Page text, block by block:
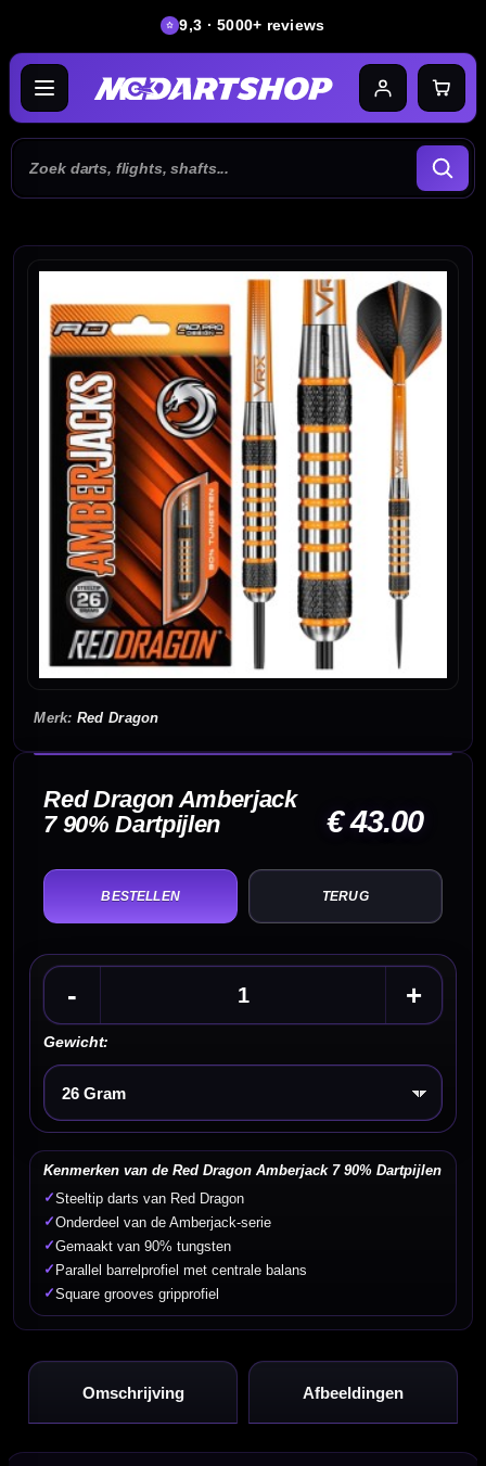
9,3 · 5000+ reviews
Red Dragon
Red Dragon Amberjack
7 90% Dartpijlen
€ 43.00
TERUG
- +
Gewicht:
Kies een optie
Kenmerken van de Red Dragon Amberjack 7 90% Dartpijlen
✓Steeltip darts van Red Dragon
✓Onderdeel van de Amberjack-serie
✓Gemaakt van 90% tungsten
✓ Parallel barrelprofiel met centrale balans
✓Square grooves gripprofiel
Omschrijving Afbeeldingen